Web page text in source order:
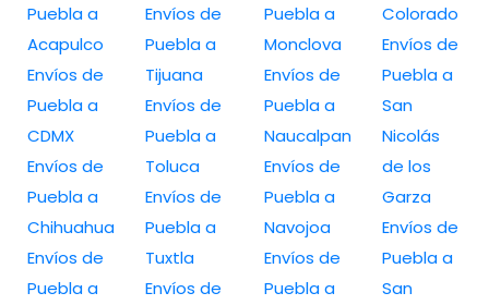
Puebla a
Acapulco
Envíos de
Puebla a
CDMX
Envíos de
Puebla a
Chihuahua
Envíos de
Puebla a
Envíos de
Puebla a
Tijuana
Envíos de
Puebla a
Toluca
Envíos de
Puebla a
Tuxtla
Envíos de
Puebla a
Monclova
Envíos de
Puebla a
Naucalpan
Envíos de
Puebla a
Navojoa
Envíos de
Puebla a
Colorado
Envíos de
Puebla a
San
Nicolás
de los
Garza
Envíos de
Puebla a
San